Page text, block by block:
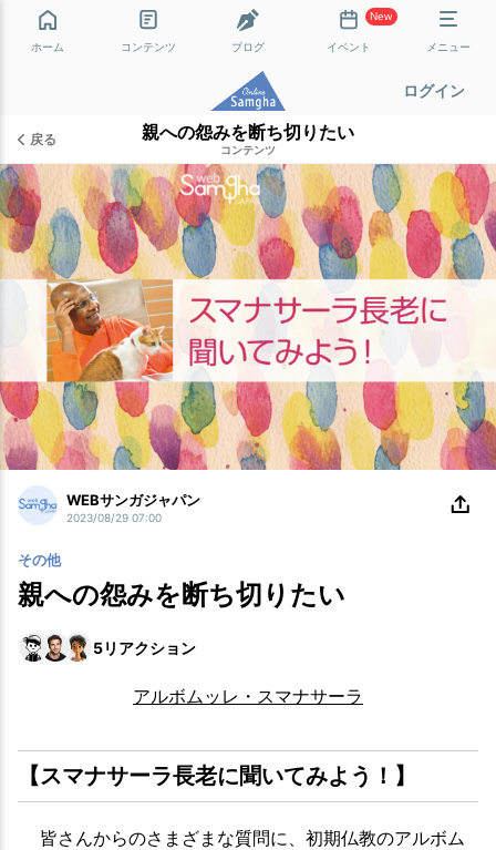
ホーム コンテンツ ブログ
New
イベント メニュー
ログイン
戻る 親への怨みを断ち切りたい
コンテンツ
WEBサンガジャパン
2023/08/29 07:00
その他
親への怨みを断ち切りたい
5リアクション
アルボムッレ・スマナサーラ
【スマナサーラ長老に聞いてみよう！】
皆さんからのさまざまな質問に、初期仏教のアルボム